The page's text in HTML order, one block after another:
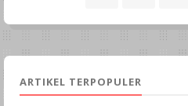
ARTIKEL TERPOPULER